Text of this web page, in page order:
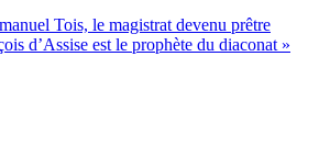
Tois, le magistrat devenu prêtre
d’Assise est le prophète du diaconat »